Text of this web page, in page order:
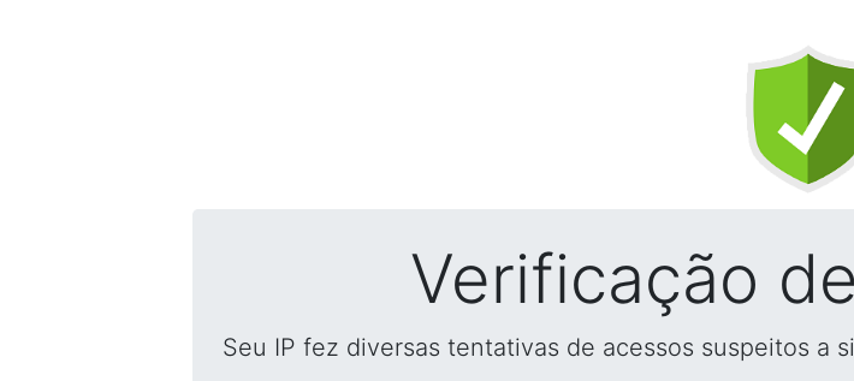
Verificação
Seu IP fez diversas tentativas de acessos suspeitos a